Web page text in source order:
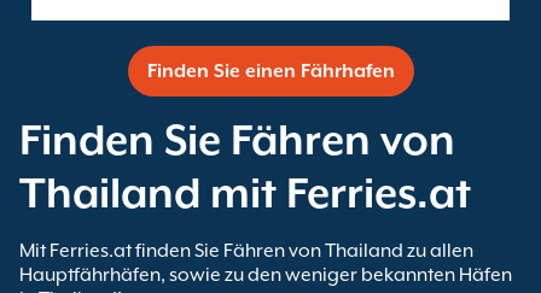
Finden Sie einen Fährhafen
Finden Sie Fähren von
Thailand mit Ferries.at
Mit Ferries.at finden Sie Fähren von Thailand zu allen
Hauptfährhäfen, sowie zu den weniger bekannten Häfen